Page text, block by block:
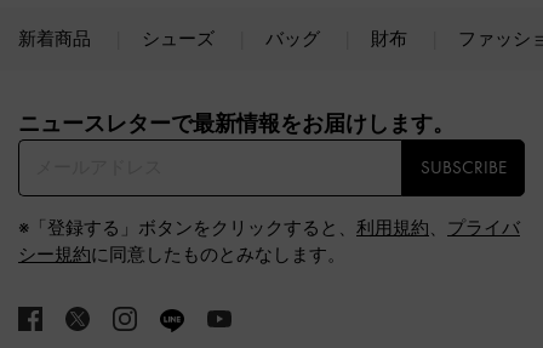
新着商品 シューズ バッグ 財布 ファッシ
ニュースレターで最新情報をお届けします。​
SUBSCRIBE
※「登録する」ボタンをクリックすると、 利用規約、 プライバ
シー規約に同意したものとみなします。